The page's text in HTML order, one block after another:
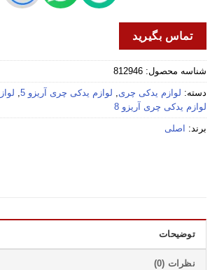
تماس بگیرید
شناسه محصول: 812946
دسته: لوازم یدکی چری, لوازم یدکی چری آریزو 5 ,
لوازم یدکی چری آریزو 8
برند: اصلی
توضیحات
نظرات (0)